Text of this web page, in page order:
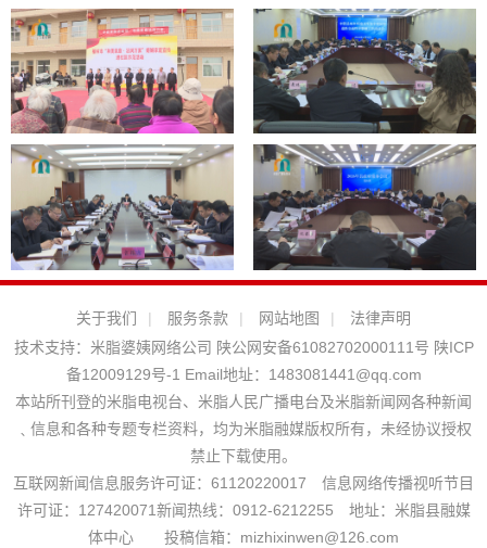
关于我们 | 服务条款 | 网站地图 |
法律声明
技术支持： 米脂婆姨网络公司 陕公网安备61082702000111号 陕ICP
备12009129号-1 Email地址： 1483081441@qq.com
本站所刊登的米脂电视台、米脂人民广播电台及米脂新闻网各种新闻
﹑信息和各种专题专栏资料，均为米脂融媒版权所有，未经协议授权
禁止下载使用。
互联网新闻信息服务许可证：61120220017 信息网络传播视听节目
许可证：127420071新闻热线：0912-6212255 地址：米脂县融媒
体中心 投稿信箱：mizhixinwen@126.com